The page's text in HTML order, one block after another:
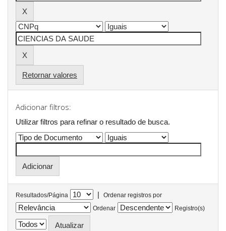
Retornar valores
Adicionar filtros:
Utilizar filtros para refinar o resultado de busca.
Resultados/Página |
Ordenar registros por
Ordenar
Registro(s)